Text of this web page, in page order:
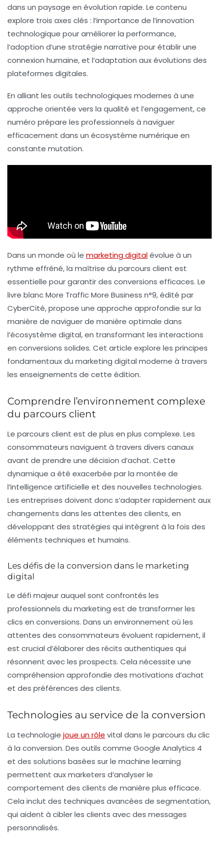
dans un paysage en évolution rapide. Le contenu
explore trois axes clés : l’importance de l’innovation
technologique pour améliorer la performance,
l’adoption d’une stratégie narrative pour établir une
connexion humaine, et l’adaptation aux évolutions des
plateformes digitales.
En alliant les outils technologiques modernes à une
approche orientée vers la qualité et l’engagement, ce
numéro prépare les professionnels à naviguer
efficacement dans un écosystème numérique en
constante mutation.
Dans un monde où le marketing digitalévolue à un
rythme effréné, la maîtrise du parcours client est
essentielle pour garantir des conversions efficaces. Le
livre blancMore Traffic More Business n°9, édité par
CyberCité, propose une approche approfondie sur la
manière de naviguer de manière optimale dans
l’écosystème digital, en transformant les interactions
en conversions solides. Cet article explore les principes
fondamentaux du marketing digital moderne à travers
les enseignements de cette édition.
Comprendre l’environnement complexe
du parcours client
Le parcours client est de plus en plus complexe. Les
consommateurs naviguent à travers divers canaux
avant de prendre une décision d’achat. Cette
dynamique a été exacerbée par la montée de
l’intelligence artificielle et des nouvelles technologies.
Les entreprises doivent donc s’adapter rapidement aux
changements dans les attentes des clients, en
développant des stratégies qui intègrent à la fois des
éléments techniques et humains.
Les défis de la conversion dans le marketing
digital
Le défi majeur auquel sont confrontés les
professionnels du marketing est de transformer les
clics en conversions. Dans un environnement où les
attentes des consommateurs évoluent rapidement, il
est crucial d’élaborer des récits authentiques qui
résonnent avec les prospects. Cela nécessite une
compréhension approfondie des motivations d’achat
et des préférences des clients.
Technologies au service de la conversion
La technologie joue un rôle vital dans le parcours du clic
à la conversion. Des outils comme Google Analytics 4
et des solutions basées sur le machine learning
permettent aux marketers d’analyser le
comportement des clients de manière plus efficace.
Cela inclut des techniques avancées de segmentation,
qui aident à cibler les clients avec des messages
personnalisés.